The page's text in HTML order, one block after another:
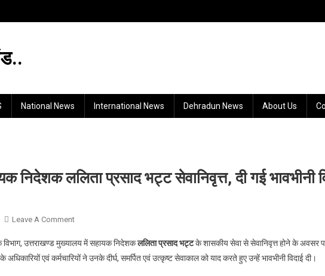
National News International News Dehradun News About Us
निदेशक ललिता प्रसाद भट्ट सेवानिवृत्त, दी गई भावभीनी
Leave A CommentOn
विभाग
के
विभाग, उत्तराखण्ड मुख्यालय में सहायक निदेशकललिता प्रसाद भट्टके शासकीय सेवा से सेवानिवृत्त होने के अवसर पर
एवं कर्मचारियों ने उनके दीर्घ, समर्पित एवं उत्कृष्ट सेवाकाल को याद करते हुए उन्हें भावभीनी विदाई दी।